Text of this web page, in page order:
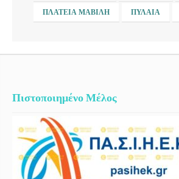
ΠΛΑΤΕΊΑ ΜΑΒΊΛΗ ΠΥΛΑΊΑ
Πιστοποιημένο Μέλος